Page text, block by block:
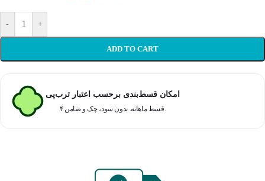
- +
ADD TO CART
امکان قسط‌بندی برحسب اعتبار ترب‌پی
۴ قسط ماهانه. بدون سود، چک و ضامن.